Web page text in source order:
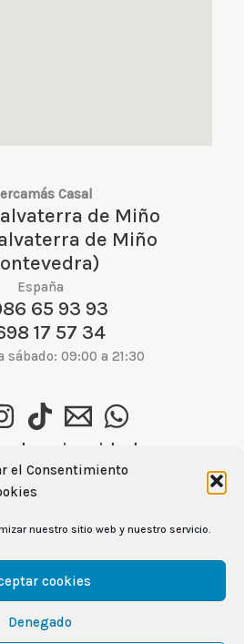
el Consentimiento
nuestro sitio web y nuestro servicio.
cookies
Denegado
Casal
de Miño
de Miño
España
65 93 93
17 57 34
sábado: 09:00 a 21:30
de privacidad
de cookies (UE)
Legal
recetas →